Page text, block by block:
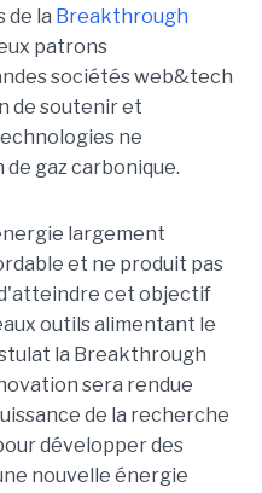
de la Breakthrough
patrons
sociétés web&tech
de soutenir et
ne
gaz carbonique.
largement
et ne produit pas
cet objectif
outils alimentant le
la Breakthrough
sera rendue
de la recherche
développer des
nouvelle énergie